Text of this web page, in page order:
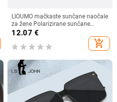
LIOUMO mačkaste sunčane naočale
za žene Polarizirane sunčane
naočale za muškarce Anti-Glare
Vintage naočale Trendy Shade
Brown Lens zonnebril dames
12.07 €
add_shopping_cart